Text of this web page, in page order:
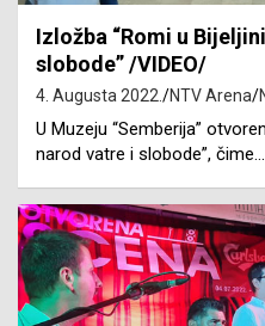
Izložba “Romi u
slobode” /VIDEO/
4. Augusta 2022. NTV Arena
U Muzeju “Semberija”
narod vatre i slobode”, čime…